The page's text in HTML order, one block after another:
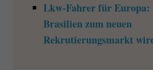
Lkw-Fahrer für Europa:
Brasilien zum neuen
Rekrutierungsmarkt